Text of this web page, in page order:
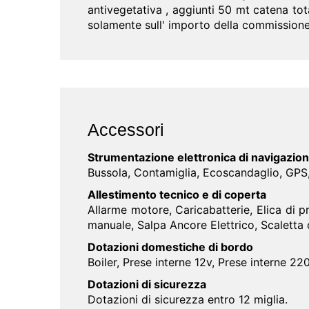
antivegetativa , aggiunti 50 mt catena
solamente sull' importo della
Accessori
Strumentazione elettronica di
Bussola, Contamiglia, Ecoscandaglio,
Allestimento tecnico e di coperta
Allarme motore, Caricabatterie, Elica di
manuale, Salpa Ancore Elettrico, Scaletta
Dotazioni domestiche di bordo
Boiler, Prese interne 12v, Prese interne
Dotazioni di sicurezza
Dotazioni di sicurezza entro 12 miglia.